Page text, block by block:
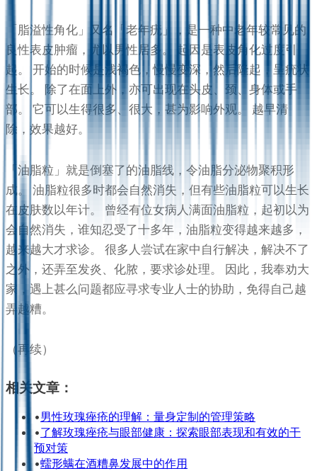
「脂溢性角化」又名「老年疣」，是一种中老年较常见的
良性表皮肿瘤，尤以男性居多。 起因是表皮角化过度引
起。 开始的时候是浅褐色，慢慢变深，然后隆起，呈疣状
生长。 除了在面上外，亦可出现在头皮、颈、身体或手
部。 它可以生得很多、很大，甚为影响外观。 越早清
除，效果越好。
「油脂粒」就是倒塞了的油脂线，令油脂分泌物聚积形
成。 油脂粒很多时都会自然消失，但有些油脂粒可以生长
在皮肤数以年计。 曾经有位女病人满面油脂粒，起初以为
会自然消失，谁知忍受了十多年，油脂粒变得越来越多，
越来越大才求诊。 很多人尝试在家中自行解决，解决不了
之外，还弄至发炎、化脓，要求诊处理。 因此，我奉劝大
家，遇上甚么问题都应寻求专业人士的协助，免得自己越
弄越糟。
（再续）
相关文章：
•男性玫瑰痤疮的理解：量身定制的管理策略
•了解玫瑰痤疮与眼部健康：探索眼部表现和有效的干
预对策
•蠕形螨在酒糟鼻发展中的作用